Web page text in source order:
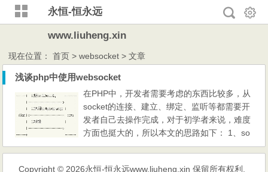
永恒-恒永远
www.liuheng.xin
现在位置：首页 > websocket > 文章
浅谈php中使用websocket
在PHP中，开发者需要考虑的东西比较多，从
socket的连接、建立、绑定、监听等都需要开
发者自己去操作完成，对于初学者来说，难度
方面也挺大的，所以本文的思路如下： 1、so
cket协议的简介 2、介绍client与server之间的
Copyright © 2026永恒-恒永远www.liuheng.xin 保留所有权利.